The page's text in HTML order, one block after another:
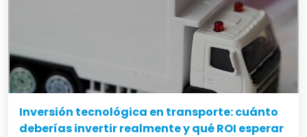
Inversión tecnológica en transporte: cuánto
deberías invertir realmente y qué ROI esperar